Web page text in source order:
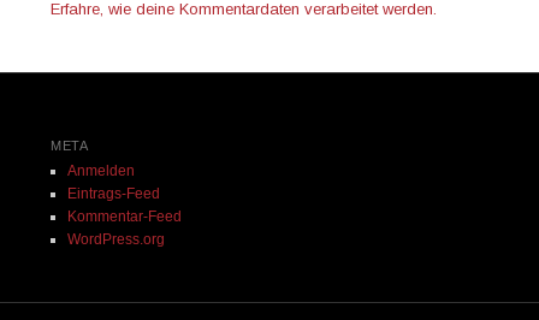
Erfahre, wie deine Kommentardaten verarbeitet werden.
META
Anmelden
Eintrags-Feed
Kommentar-Feed
WordPress.org